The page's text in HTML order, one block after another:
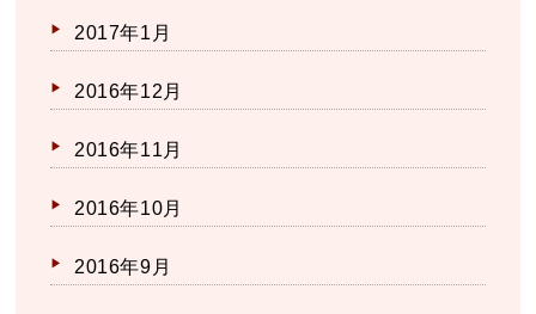
2017年1月
2016年12月
2016年11月
2016年10月
2016年9月